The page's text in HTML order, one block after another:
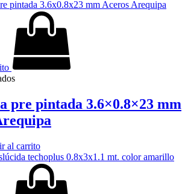
pre pintada 3.6×0.8×23 mm
al carrito